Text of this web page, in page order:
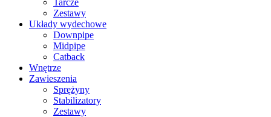
Zestawy
Układy wydechowe
Downpipe
Midpipe
Catback
Wnętrze
Zawieszenia
Sprężyny
Stabilizatory
Zestawy